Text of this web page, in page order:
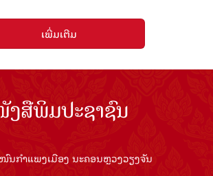
ເພີ່ມເຕີມ
ສືພິມປະຊາຊົນ
ນກຳແພງເມືອງ ນະຄອນຫຼວງວຽງຈັນ